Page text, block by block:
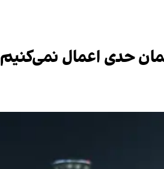
حدی اعمال نمی‌کنیم